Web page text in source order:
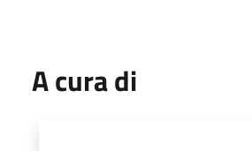
A cura di